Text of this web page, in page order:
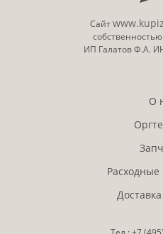
Сайт
ИП Галатов Ф.А.
О